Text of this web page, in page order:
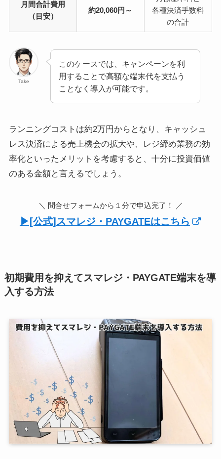
月間合計費用
（目安）
約20,060円～
各種決済手数料
の合計
Take
このケースでは、キャンペーンを利
用することで高額な端末代を支払う
ことなく導入が可能です。
ランニングコストは約2万円からとなり、キャッシュ
レス決済による売上機会の拡大や、レジ締め業務の効
率化といったメリットを考慮すると、十分に投資価値
のある金額と言えるでしょう。
＼ 問合せフォームから１分で申込完了！ ／
▶︎[公式]スマレジ・PAYGATEはこちら
初期費用を抑えてスマレジ・PAYGATE端末を導
入する方法